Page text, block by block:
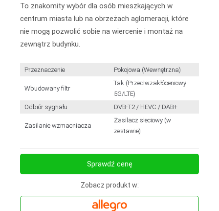
To znakomity wybór dla osób mieszkających w
centrum miasta lub na obrzeżach aglomeracji, które
nie mogą pozwolić sobie na wiercenie i montaż na
zewnątrz budynku.
Przeznaczenie Pokojowa (Wewnętrzna)
Wbudowany filtr
Tak (Przeciwzakłóceniowy
5G/LTE)
Odbiór sygnału
DVB-T2 / HEVC / DAB+
Zasilanie wzmacniacza
Zasilacz sieciowy (w
zestawie)
Sprawdź cenę
Zobacz produkt w: